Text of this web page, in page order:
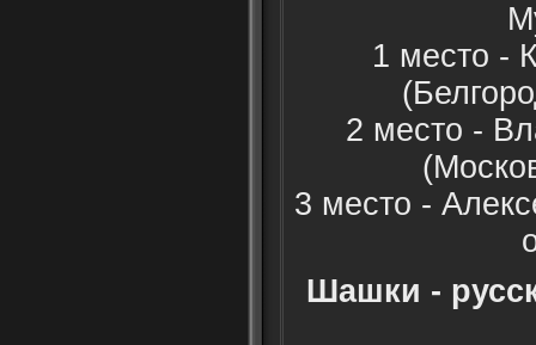
1 место -
2 место -
3 место -
Шашки -